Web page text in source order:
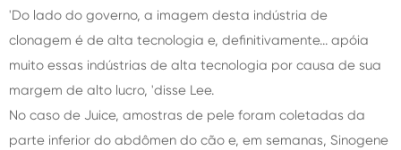
'Do lado do governo, a imagem desta indústria de
clonagem é de alta tecnologia e, definitivamente... apóia
muito essas indústrias de alta tecnologia por causa de sua
margem de alto lucro, 'disse Lee.
No caso de Juice, amostras de pele foram coletadas da
parte inferior do abdômen do cão e, em semanas, Sinogene